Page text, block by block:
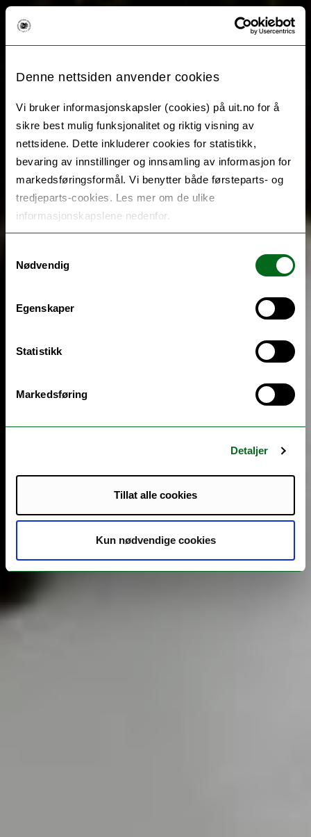
Denne nettsiden anvender cookies
Vi bruker informasjonskapsler (cookies) på uit.no for å
sikre best mulig funksjonalitet og riktig visning av
nettsidene. Dette inkluderer cookies for statistikk,
bevaring av innstillinger og innsamling av informasjon for
markedsføringsformål. Vi benytter både førsteparts- og
tredjeparts-cookies. Les mer om de ulike
informasjonskapslene nedenfor.
Nødvendig
Egenskaper
Statistikk
Markedsføring
Detaljer
Tillat alle cookies
Kun nødvendige cookies